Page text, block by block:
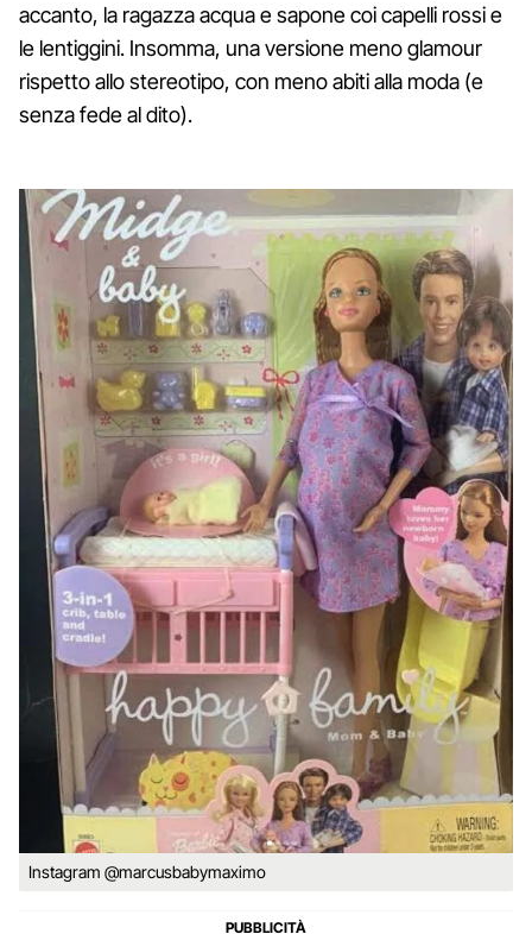
accanto, la ragazza acqua e sapone coi capelli rossi e
le lentiggini. Insomma, una versione meno glamour
rispetto allo stereotipo, con meno abiti alla moda (e
senza fede al dito).
Instagram @marcusbabymaximo